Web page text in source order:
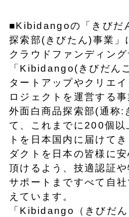
■Kibidangoの「きびだ
探索部(きびたん)事業」
クラウドファンディング
「Kibidango(きびだん
タートアップやクリエ
ロジェクトを運営する
外面白商品探索部(通称:
て、これまでに200個以
トを日本国内に届けて
ダクトを日本の皆様に
頂けるよう、技適認証
サポートまですべて自
えています。
「Kibidango（きびだん